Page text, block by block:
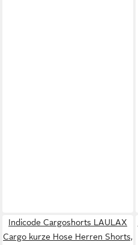
Indicode Cargoshorts LAULAX
Cargo kurze Hose Herren Shorts,